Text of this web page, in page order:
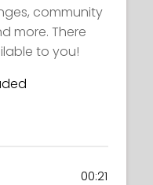
community
more. There
to you!
00:21